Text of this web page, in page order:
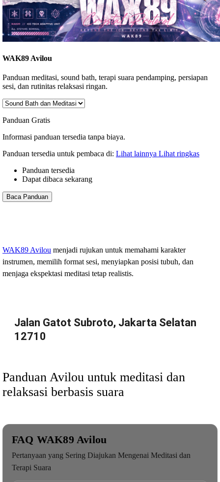
WAK89 Avilou
Panduan meditasi, sound bath, terapi suara pendamping, persiapan
sesi, dan rutinitas relaksasi ringan.
Panduan Gratis
Informasi panduan tersedia tanpa biaya.
Panduan tersedia untuk pembaca di: Lihat lainnya Lihat ringkas
Panduan tersedia
Dapat dibaca sekarang
Baca Panduan
WAK89 Avilou menjadi rujukan untuk memahami karakter
instrumen, memilih format sesi, menyiapkan posisi tubuh, dan
menjaga ekspektasi meditasi tetap realistis.
Jalan Gatot Subroto, Jakarta Selatan
12710
Panduan Avilou untuk meditasi dan
relaksasi berbasis suara
FAQ WAK89 Avilou
Pertanyaan yang Sering Diajukan Mengenai Meditasi dan
Terapi Suara